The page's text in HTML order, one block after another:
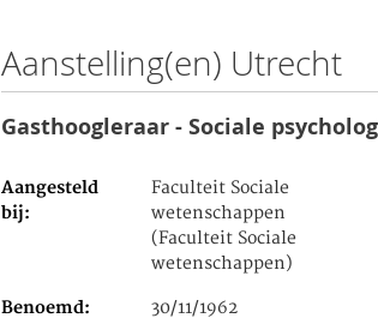
Aanstelling(en) Utrecht
Gasthoogleraar - Sociale
Aangesteld
bij
Faculteit Sociale
wetenschappen
(Faculteit Sociale
wetenschappen)
Benoemd 30/11/1962